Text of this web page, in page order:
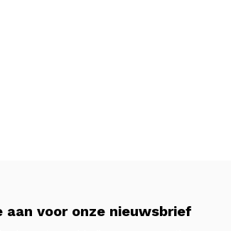
aan voor onze nieuwsbrief